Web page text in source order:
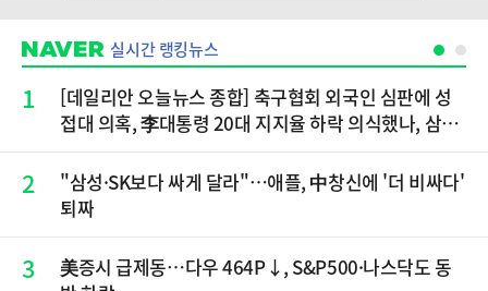
실시간 랭킹뉴스
1
[데일리안 오늘뉴스 종합] 축구협회 외국인 심판에 성
접대 의혹, 李대통령 20대 지지율 하락 의식했나, 삼전
재점화, 김민석 "과반 승리 가능성 99%" 등
2
"삼성·SK보다 싸게 달라"…애플, 中창신에 '더 비싸다'
퇴짜
3
美증시 급제동…다우 464P↓, S&P500·나스닥도 동